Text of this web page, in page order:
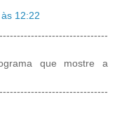
12:22
que mostre a